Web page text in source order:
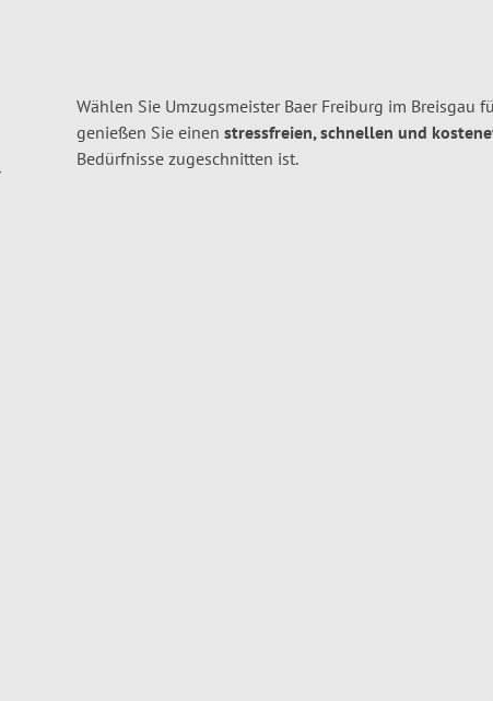
Wählen Sie Umzugsmeister Baer Freiburg im Breisgau
genießen Sie einen stressfreien, schnellen und
Bedürfnisse zugeschnitten ist.